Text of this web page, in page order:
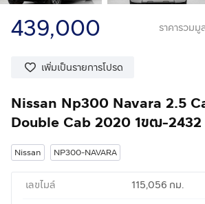
439,000 ราคารวม
เพิ่มเป็นรายการโปรด
Nissan Np300 Navara 2.5
Double Cab 2020 1ขฒ-2432
Nissan NP300-NAVARA
เลขไมล์
115,056 กม.